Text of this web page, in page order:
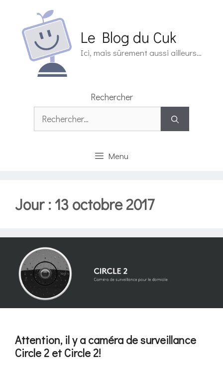
contenu
Le Blog du Cuk
Ici, mais sûrement aussi ailleurs…
Rechercher
Rechercher :
Menu
Jour :13 octobre 2017
Attention, il y a caméra de surveillance
Circle 2 et Circle 2!